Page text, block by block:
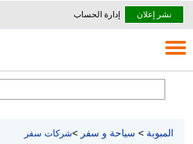
نشر إعلان إدارة الحساب
المبوبة > سياحة و سفر >شركات سفر